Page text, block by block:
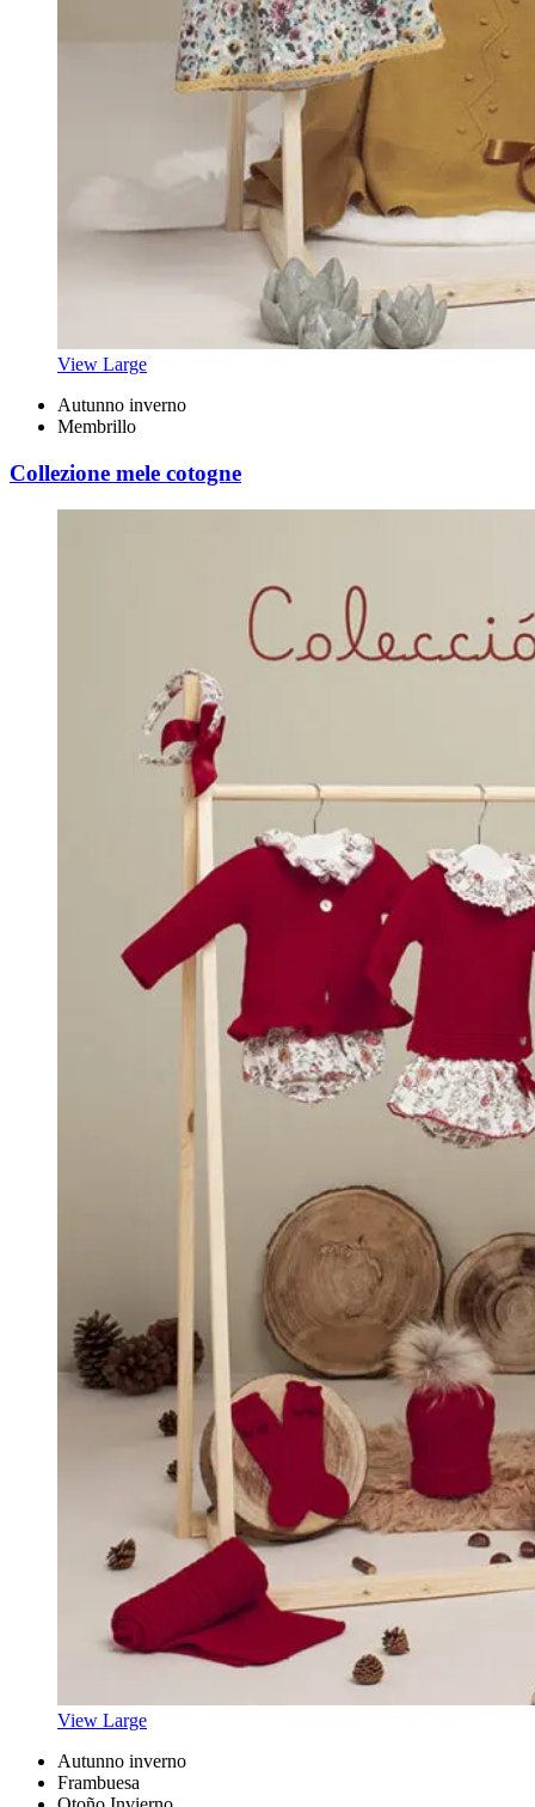
View Large
Autunno inverno
Membrillo
Collezione mele cotogne
View Large
Autunno inverno
Frambuesa